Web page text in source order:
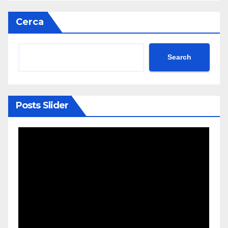
Cerca
Search
Posts Slider